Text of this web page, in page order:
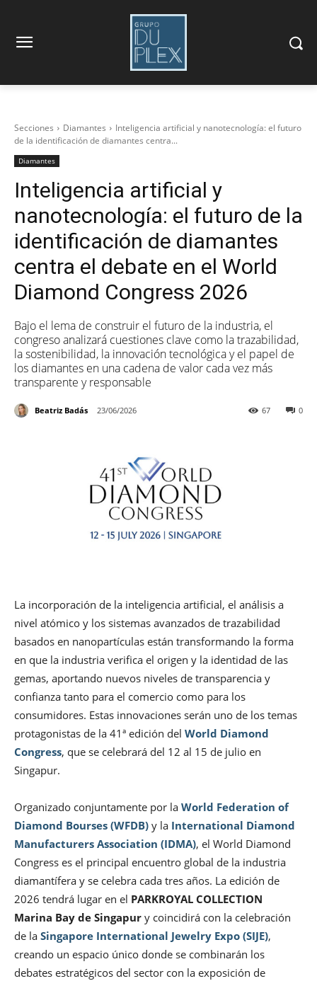
Secciones Diamantes
Inteligencia artificial y nanotecnología: el futuro
de la identificación de diamantes centra...
Diamantes
Inteligencia artificial y
nanotecnología: el futuro de la
identificación de diamantes
centra el debate en el World
Diamond Congress 2026
Bajo el lema de construir el futuro de la industria, el
congreso analizará cuestiones clave como la trazabilidad,
la sostenibilidad, la innovación tecnológica y el papel de
los diamantes en una cadena de valor cada vez más
transparente y responsable
Beatriz Badás 23/06/2026 0
67
La incorporación de la inteligencia artificial, el análisis a
nivel atómico y los sistemas avanzados de trazabilidad
basados en nanopartículas están transformando la forma
en que la industria verifica el origen y la identidad de las
gemas, aportando nuevos niveles de transparencia y
confianza tanto para el comercio como para los
consumidores. Estas innovaciones serán uno de los temas
protagonistas de la 41ª edición del World Diamond
Congress, que se celebrará del 12 al 15 de julio en
Singapur.
Organizado conjuntamente por la World Federation of
Diamond Bourses (WFDB) y la International Diamond
Manufacturers Association (IDMA), el World Diamond
Congress es el principal encuentro global de la industria
diamantífera y se celebra cada tres años. La edición de
2026 tendrá lugar en el PARKROYAL COLLECTION
Marina Bay de Singapur y coincidirá con la celebración
de la Singapore International Jewelry Expo (SIJE),
creando un espacio único donde se combinarán los
debates estratégicos del sector con la exposición de